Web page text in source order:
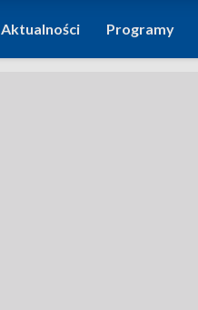
Aktualności Programy